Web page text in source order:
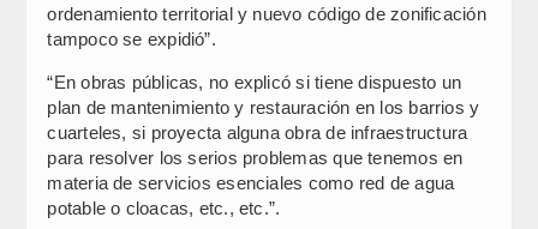
ordenamiento territorial y nuevo código de zonificación
tampoco se expidió”.
“En obras públicas, no explicó si tiene dispuesto un
plan de mantenimiento y restauración en los barrios y
cuarteles, si proyecta alguna obra de infraestructura
para resolver los serios problemas que tenemos en
materia de servicios esenciales como red de agua
potable o cloacas, etc., etc.”.